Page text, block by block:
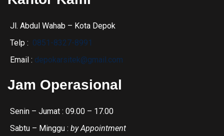
Jl. Abdul Wahab – Kota Depok
Telp : 0851-8327-8991
Email : depokarsitek@gmail.com
Jam Operasional
Senin – Jumat : 09.00 – 17.00
Sabtu – Minggu : by Appointment